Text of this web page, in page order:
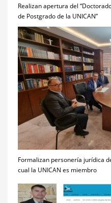
Realizan apertura del
de Postgrado de la UNICAN”
Formalizan personería jurídica
cual la UNICAN es miembro